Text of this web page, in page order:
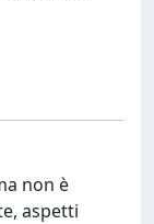
non è
aspetti